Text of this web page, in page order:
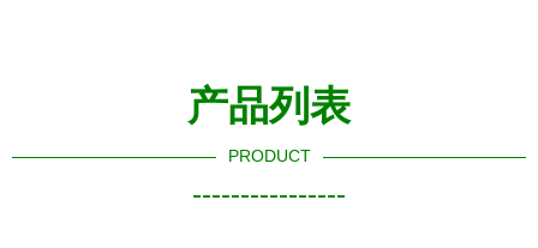
产品列表
PRODUCT
----------------